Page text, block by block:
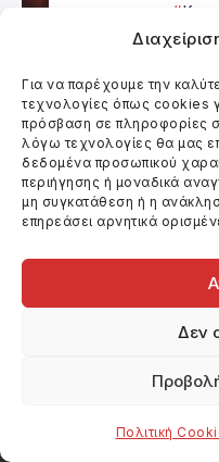
Για να παρέχουμε την
τεχνολογίες όπως cookies
πρόσβαση σε πληροφορίες
λόγω τεχνολογίες θα μας
δεδομένα προσωπικού
περιήγησης ή μοναδικά
μη συγκατάθεση ή η
επηρεάσει αρνητικά
Δεν
Πολιτική
Ο
Κινηματογράφος και